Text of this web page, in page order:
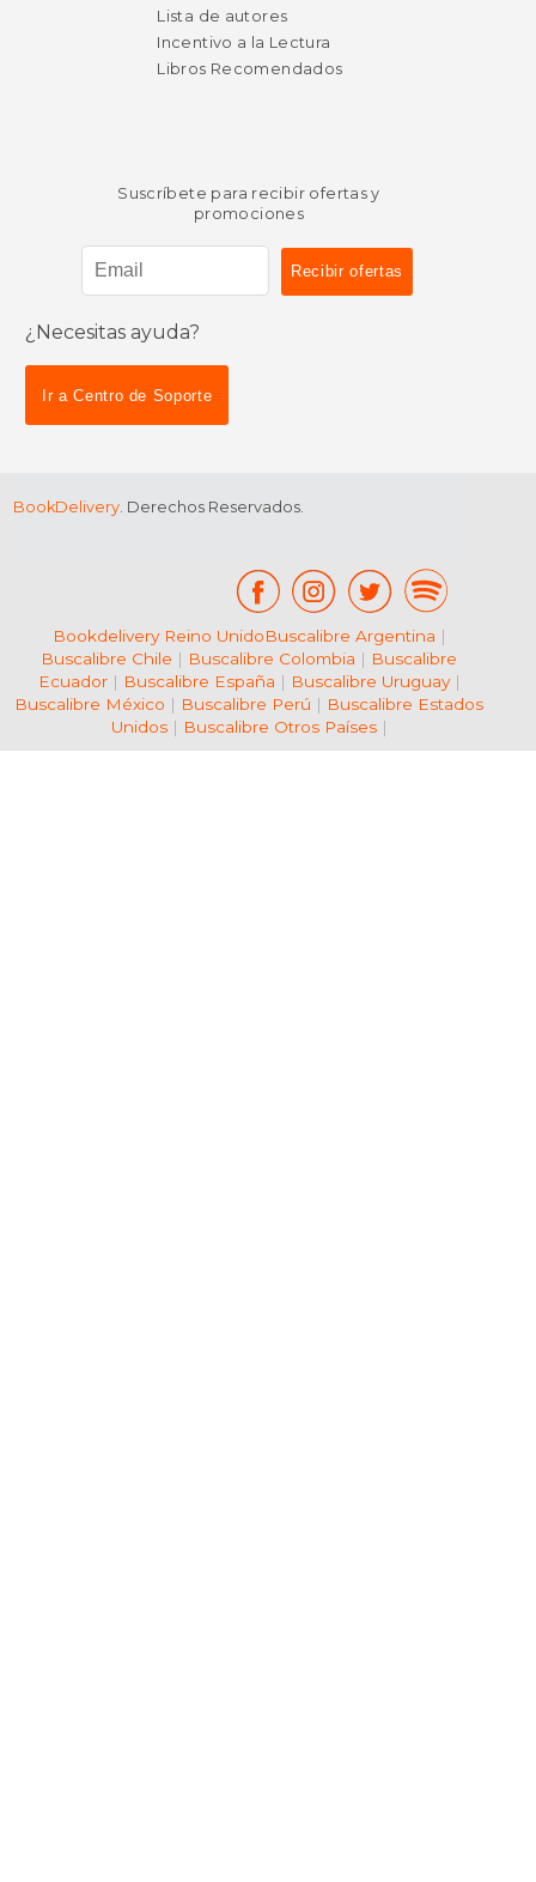
12%
dcto. $ 7.05
Lista de autores
Incentivo a la Lectura
Libros Recomendados
Suscríbete para recibir ofertas y
promociones
¿Necesitas ayuda?
Ir a Centro de Soporte
BookDelivery. Derechos Reservados.
Bookdelivery Reino UnidoBuscalibre Argentina |
Buscalibre Chile | Buscalibre Colombia | Buscalibre
Ecuador| Buscalibre España | Buscalibre Uruguay|
Buscalibre México | Buscalibre Perú | Buscalibre Estados
Unidos| Buscalibre Otros Países|